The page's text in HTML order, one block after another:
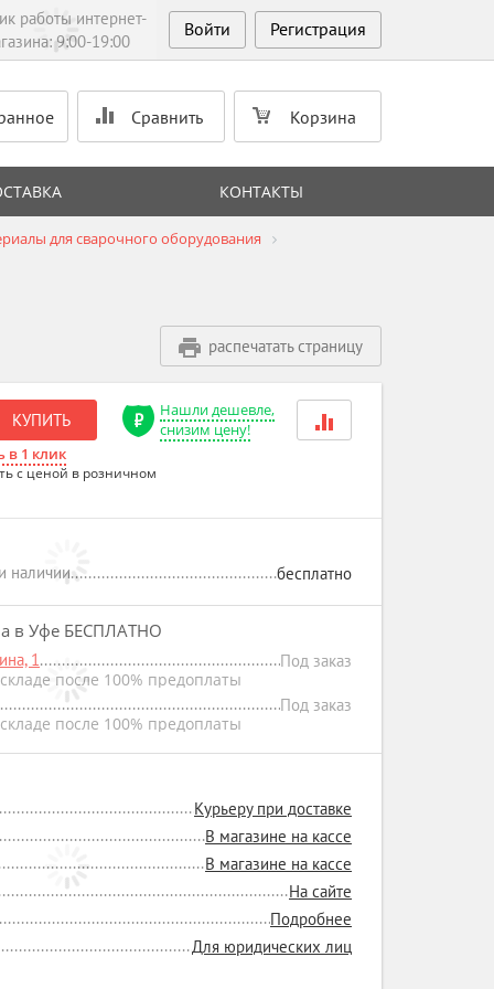
работы интернет-
9:00-19:00
Войти Регистрация
Сравнить Корзина
КОНТАКТЫ
для сварочного оборудования
распечатать страницу
КУПИТЬ
в 1 клик
Нашли дешевле,
снизим цену!
с ценой в розничном
наличии бесплатно
в Уфе БЕСПЛАТНО
1
Под заказ
после 100% предоплаты
Под заказ
после 100% предоплаты
Курьеру при доставке
В магазине на кассе
В магазине на кассе
На сайте
Подробнее
Для юридических лиц